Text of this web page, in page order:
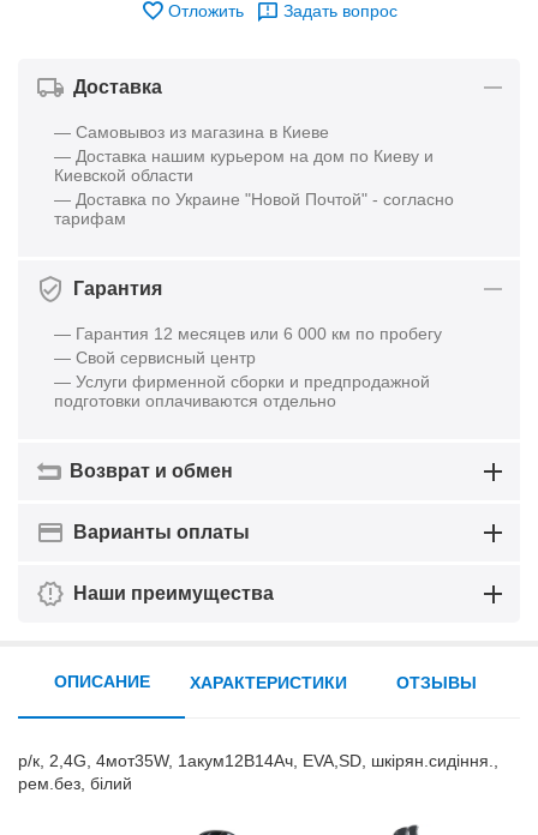
Отложить Задать вопрос
Доставка
— Самовывоз из магазина в Киеве
— Доставка нашим курьером на дом по Киеву и
Киевской области
— Доставка по Украине "Новой Почтой" - согласно
тарифам
Гарантия
— Гарантия 12 месяцев или 6 000 км по пробегу
— Свой сервисный центр
— Услуги фирменной сборки и предпродажной
подготовки оплачиваются отдельно
Возврат и обмен
Варианты оплаты
Наши преимущества
ОПИСАНИЕ
р/к, 2,4G, 4мот35W, 1акум12В14Ач, EVA,SD, шкірян.сидіння.,
рем.без, білий
ХАРАКТЕРИСТИКИ ОТЗЫВЫ